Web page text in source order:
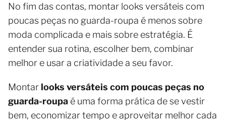
No fim das contas, montar looks versáteis com
poucas peças no guarda-roupa é menos sobre
moda complicada e mais sobre estratégia. É
entender sua rotina, escolher bem, combinar
melhor e usar a criatividade a seu favor.
Montar looks versáteis com poucas peças no
guarda-roupa é uma forma prática de se vestir
bem, economizar tempo e aproveitar melhor cada